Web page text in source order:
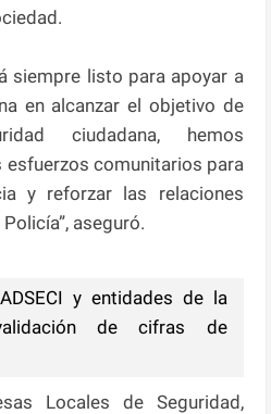
siempre listo para apoyar a
en alcanzar el objetivo de
ciudadana, hemos
comunitarios para
y reforzar las relaciones
aseguró.
y entidades de la
de cifras de
Locales de Seguridad,